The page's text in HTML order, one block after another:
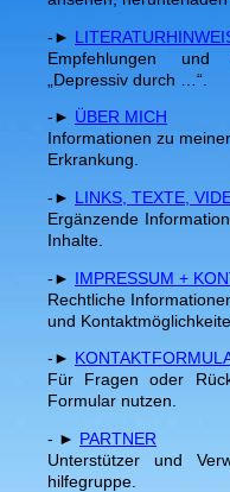
-►
Empfehlungen und
„Depressiv durch …“.
-► ÜBER MICH
Informationen zu
Erkrankung.
-► LINKS, TEXTE,
Ergänzende
Inhalte.
-► IMPRESSUM +
Rechtliche
und
-►
Für Fragen oder
Formular nutzen.
- ► PARTNER
Unterstützer und
hilfegruppe.